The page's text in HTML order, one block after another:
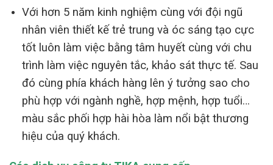
Với hơn 5 năm kinh nghiệm cùng với đội ngũ
nhân viên thiết kế trẻ trung và óc sáng tạo cực
tốt luôn làm việc bằng tâm huyết cùng với chu
trình làm việc nguyên tắc, khảo sát thực tế. Sau
đó cùng phía khách hàng lên ý tưởng sao cho
phù hợp với ngành nghề, hợp mệnh, hợp tuổi…
màu sắc phối hợp hài hòa làm nổi bật thương
hiệu của quý khách.